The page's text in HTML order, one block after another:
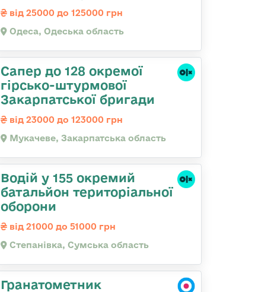
від 25000 до 125000 грн
Одеса, Одеська область
Сапер до 128 окремої
гірсько-штурмової
Закарпатської бригади
від 23000 до 123000 грн
Мукачеве, Закарпатська область
Водій у 155 окремий
батальйон територіальної
оборони
від 21000 до 51000 грн
Степанівка, Сумська область
Гранатометник